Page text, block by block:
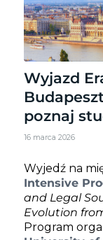
Wyjazd
poznaj
16 marca 2026
Wyjedź na
Intensive
and Legal
Evolution
Program